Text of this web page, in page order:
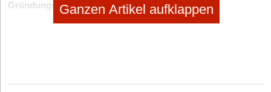
Gründungswille trotz Krisen weiter vorhanden
„Weitere Unsicherheitsfaktoren waren der Ukraine-Krieg, die
Ganzen Artikel aufklappen